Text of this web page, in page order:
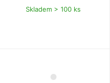
Skladem > 100 ks